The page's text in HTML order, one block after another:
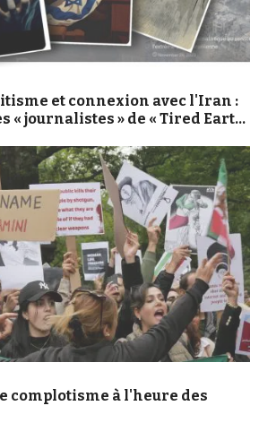
et connexion avec l'Iran :
« journalistes » de « Tired Earth
complotisme à l'heure des